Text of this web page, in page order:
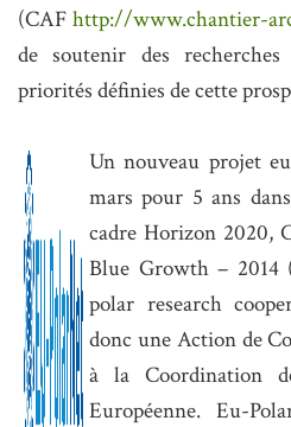
(CAFhttp://www.chantier-
de soutenir des
priorités définies de cette
Un nouveau projet
mars pour 5 ans
cadre Horizon 2020,
Blue Growth – 2014
polar research
donc une Action de
à la Coordination
Européenne.Eu-